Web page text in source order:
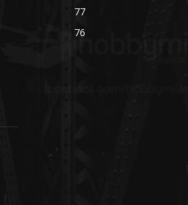
77
76